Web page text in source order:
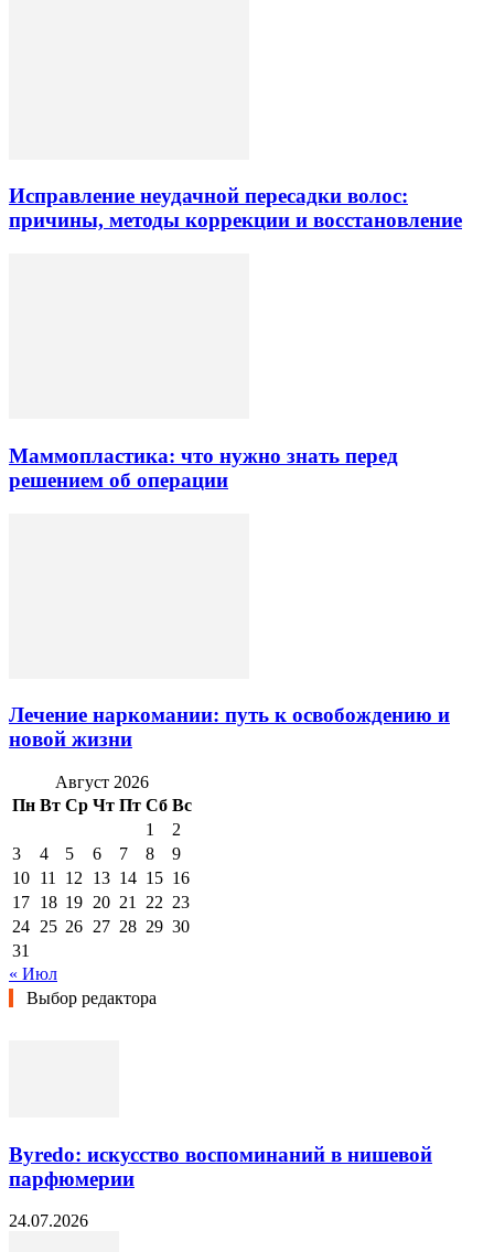
Исправление неудачной пересадки волос:
причины, методы коррекции и восстановление
Маммопластика: что нужно знать перед
решением об операции
Лечение наркомании: путь к освобождению и
новой жизни
Август 2026
Пн Вт Ср Чт Пт Сб Вс
1
2
3
4 5 6 7 8
9
10 11 12 13 14 15 16
17 18 19 20 21 22 23
24 25 26 27 28 29 30
31
« Июл
Выбор редактора
Byredo: искусство воспоминаний в нишевой
парфюмерии
24.07.2026